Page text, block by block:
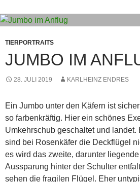
TIERPORTRAITS
JUMBO IM
28. JULI 2019 KARLHEINZ ENDRES
Ein Jumbo unter den Käfern ist
so farbenkräftig. Hier ein schönes
Umkehrschub geschaltet und
sind bei Rosenkäfer die Deckflügel
es wird das zweite, darunter
Aussparung hinter der Schulter
sehen die fragilen Flügel. Eher